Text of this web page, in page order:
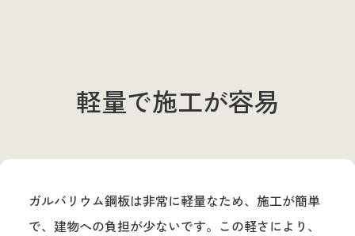
軽量で施工が容易
ガルバリウム鋼板は非常に軽量なため、施工が簡単
で、建物への負担が少ないです。この軽さにより、